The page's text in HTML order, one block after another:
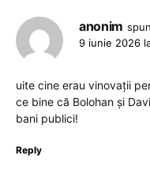
anonim
9 iunie 2026
uite cine erau vinovații
ce bine că Bolohan și
bani publici!
Reply